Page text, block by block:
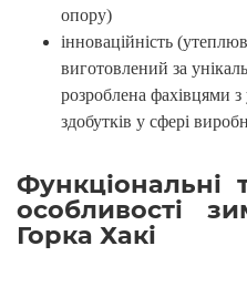
опору)
інноваційність
виготовлений за
розроблена фахівцями
здобутків у сфері
Функціональні
особливості
Горка Хакі